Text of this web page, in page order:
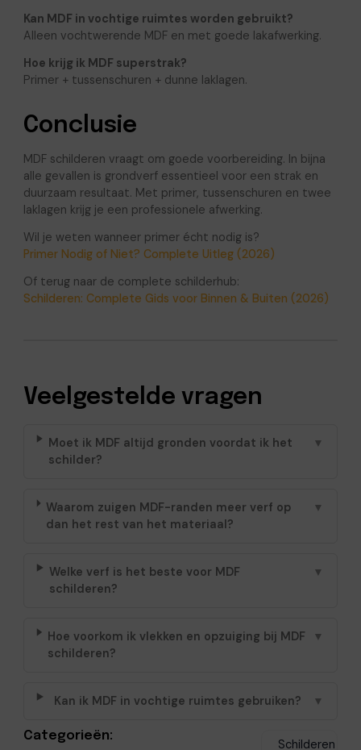
Kan MDF in vochtige ruimtes worden gebruikt?
Alleen vochtwerende MDF en met goede lakafwerking.
Hoe krijg ik MDF superstrak?
Primer + tussenschuren + dunne laklagen.
Conclusie
MDF schilderen vraagt om goede voorbereiding. In bijna
alle gevallen is grondverf essentieel voor een strak en
duurzaam resultaat. Met primer, tussenschuren en twee
laklagen krijg je een professionele afwerking.
Wil je weten wanneer primer écht nodig is?
Primer Nodig of Niet? Complete Uitleg (2026)
Of terug naar de complete schilderhub:
Schilderen: Complete Gids voor Binnen & Buiten (2026)
Veelgestelde vragen
Moet ik MDF altijd gronden voordat ik het
schilder?
▼
Waarom zuigen MDF-randen meer verf op
dan het rest van het materiaal?
▼
Welke verf is het beste voor MDF
schilderen?
▼
Hoe voorkom ik vlekken en opzuiging bij MDF
schilderen?
▼
Kan ik MDF in vochtige ruimtes gebruiken? ▼
Categorieën:
Schilderen